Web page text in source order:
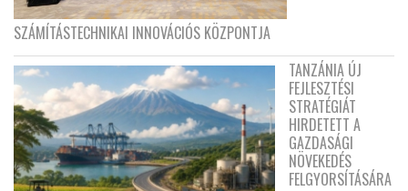
SZÁMÍTÁSTECHNIKAI INNOVÁCIÓS KÖZPONTJA
TANZÁNIA ÚJ
FEJLESZTÉSI
STRATÉGIÁT
HIRDETETT A
GAZDASÁGI
NÖVEKEDÉS
FELGYORSÍTÁSÁRA